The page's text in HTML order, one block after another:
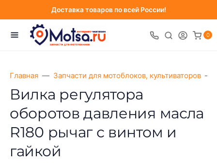
Доставка товаров по всей России!
0
Главная Запчасти для мотоблоков, культиваторов
Вилка регулятора
оборотов давления масла
R180 рычаг с винтом и
гайкой